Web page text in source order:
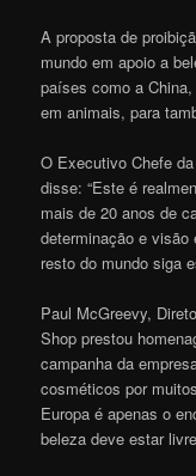
A proposta de
mundo em apoio a
países como a
em animais, para
O Executivo Chefe
disse: “Este é
mais de 20 anos de
determinação e visão
resto do mundo siga
Paul McGreevy,
Shop prestou
campanha da
cosméticos por
Europa é apenas o
beleza deve estar